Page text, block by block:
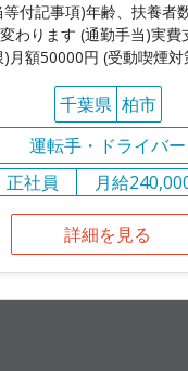
付記事項)年齢、扶養者
わります (通勤手当)実費
月額50000円 (受動喫煙
千葉県 柏市
運転手・ドライバー
正社員
月給
詳細を見る